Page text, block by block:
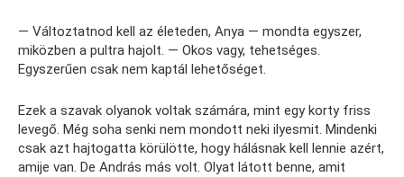
— Változtatnod kell az életeden, Anya — mondta egyszer,
miközben a pultra hajolt. — Okos vagy, tehetséges.
Egyszerűen csak nem kaptál lehetőséget.
Ezek a szavak olyanok voltak számára, mint egy korty friss
levegő. Még soha senki nem mondott neki ilyesmit. Mindenki
csak azt hajtogatta körülötte, hogy hálásnak kell lennie azért,
amije van. De András más volt. Olyat látott benne, amit